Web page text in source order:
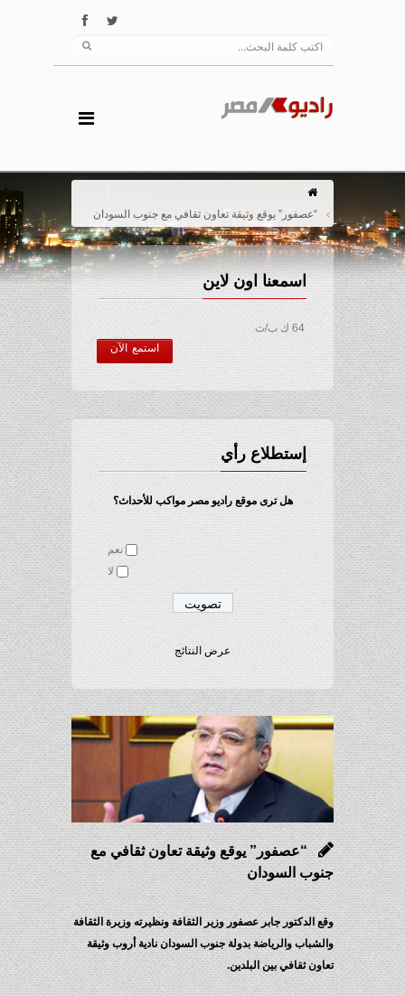
“عصفور” يوقع وثيقة تعاون ثقافي مع جنوب السودان
اسمعنا اون لاين
64 ك ب/ث
استمع الآن
إستطلاع رأي
هل ترى موقع راديو مصر مواكب للأحداث؟
نعم
لا
عرض النتائج
“عصفور” يوقع وثيقة تعاون ثقافي مع
جنوب السودان
وقع الدكتور جابر عصفور وزير الثقافة ونظيرته وزيرة الثقافة
والشباب والرياضة بدولة جنوب السودان نادية أروب وثيقة
تعاون ثقافي بين البلدين.